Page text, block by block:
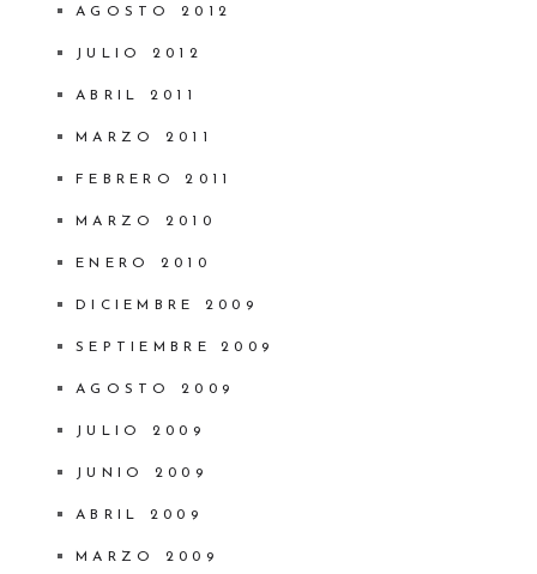
AGOSTO 2012
JULIO 2012
ABRIL 2011
MARZO 2011
FEBRERO 2011
MARZO 2010
ENERO 2010
DICIEMBRE 2009
SEPTIEMBRE 2009
AGOSTO 2009
JULIO 2009
JUNIO 2009
ABRIL 2009
MARZO 2009